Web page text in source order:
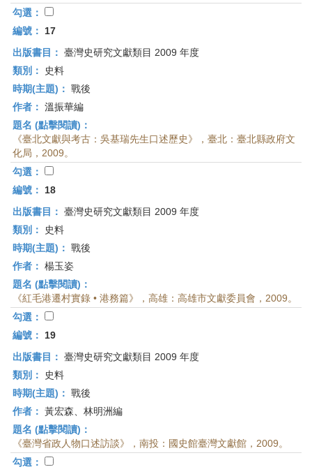
勾選：
編號：
17
出版書目： 臺灣史研究文獻類目 2009 年度
類別：
史料
時期(主題)： 戰後
作者： 溫振華編
題名 (點擊閱讀)：
《臺北文獻與考古：吳基瑞先生口述歷史》，臺北：臺北縣政府文
化局，2009。
勾選：
編號：
18
出版書目： 臺灣史研究文獻類目 2009 年度
類別：
史料
時期(主題)： 戰後
作者： 楊玉姿
題名 (點擊閱讀)：
《紅毛港遷村實錄 • 港務篇》，高雄：高雄市文獻委員會，2009。
勾選：
編號：
19
出版書目： 臺灣史研究文獻類目 2009 年度
類別：
史料
時期(主題)： 戰後
作者： 黃宏森、林明洲編
題名 (點擊閱讀)：
《臺灣省政人物口述訪談》，南投：國史館臺灣文獻館，2009。
勾選：